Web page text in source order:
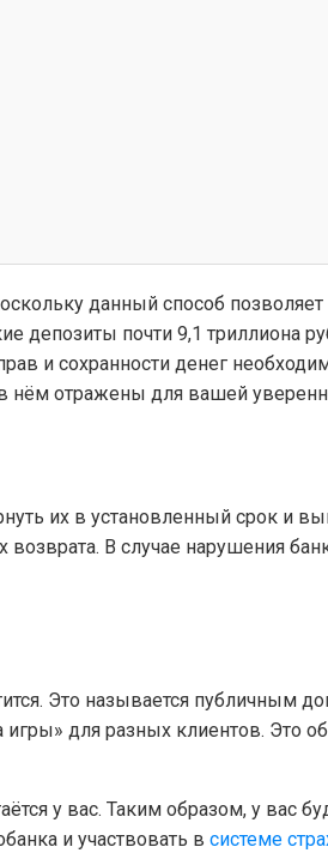
данный способ позволяет
депозиты почти 9,1 триллиона
и сохранности денег
отражены для вашей
их в установленный срок и
В случае нарушения
Это называется публичным
для разных клиентов. Это
у вас. Таким образом, у вас
и участвовать в системе